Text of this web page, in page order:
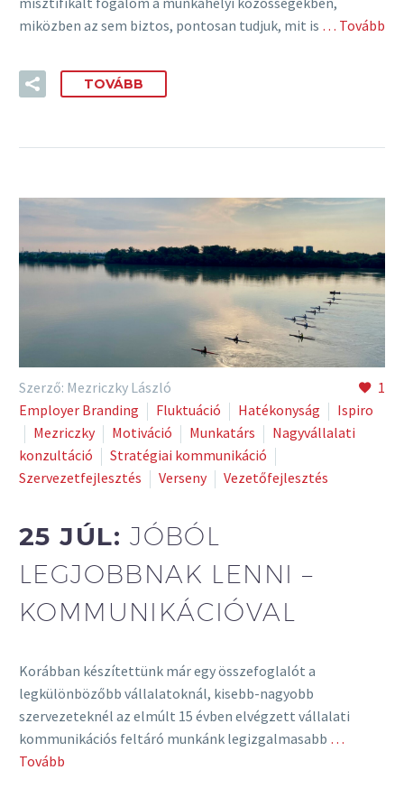
miközben az sem biztos, pontosan tudjuk, mit is … Tovább
TOVÁBB
1
Szerző: Mezriczky László
Employer Branding
Fluktuáció Hatékonyság
Ispiro
Mezriczky
Motiváció Munkatárs
Nagyvállalati
konzultáció
Stratégiai kommunikáció
Szervezetfejlesztés
Verseny Vezetőfejlesztés
25 JÚL:JÓBÓL
LEGJOBBNAK LENNI –
KOMMUNIKÁCIÓVAL
Korábban készítettünk már egy összefoglalót a
legkülönbözőbb vállalatoknál, kisebb-nagyobb
szervezeteknél az elmúlt 15 évben elvégzett vállalati
kommunikációs feltáró munkánk legizgalmasabb …
Tovább